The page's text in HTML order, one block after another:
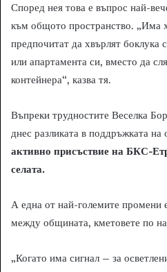
Според нея това е въпрос най-
към общото пространство. „Има
предпочитат да хвърлят боклука
или апартамента си, вместо да
контейнера“, казва тя.
Въпреки трудностите Веселка
днес разликата в поддръжката
активно присъствие на БКС-
селата.
А една от най-големите промени
между общината, кметовете по
„Когато има сигнал – за